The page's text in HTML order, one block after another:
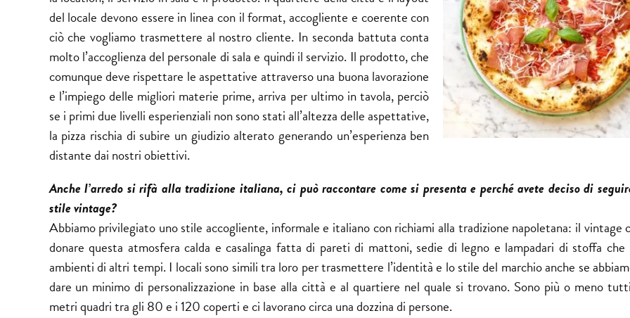
del locale devono essere in linea con il format, accogliente e coerente con
ciò che vogliamo trasmettere al nostro cliente. In seconda battuta conta
molto l’accoglienza del personale di sala e quindi il servizio. Il prodotto, che
comunque deve rispettare le aspettative attraverso una buona lavorazione
e l’impiego delle migliori materie prime, arriva per ultimo in tavola, perciò
se i primi due livelli esperienziali non sono stati all’altezza delle aspettative,
la pizza rischia di subire un giudizio alterato generando un’esperienza ben
distante dai nostri obiettivi.
Anche l’arredo si rifà alla tradizione italiana, ci può raccontare come si presenta e perché avete deciso di
stile vintage?
Abbiamo privilegiato uno stile accogliente, informale e italiano con richiami alla tradizione napoletana: il vintage
donare questa atmosfera calda e casalinga fatta di pareti di mattoni, sedie di legno e lampadari di stoffa che
ambienti di altri tempi. I locali sono simili tra loro per trasmettere l’identità e lo stile del marchio anche se
dare un minimo di personalizzazione in base alla città e al quartiere nel quale si trovano. Sono più o meno
metri quadri tra gli 80 e i 120 coperti e ci lavorano circa una dozzina di persone.